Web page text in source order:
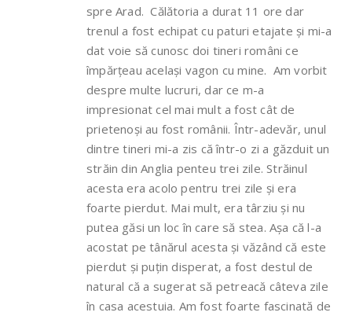
spre Arad. Călătoria a durat 11 ore dar
trenul a fost echipat cu paturi etajate și mi-a
dat voie să cunosc doi tineri români ce
împărțeau același vagon cu mine. Am vorbit
despre multe lucruri, dar ce m-a
impresionat cel mai mult a fost cât de
prietenoși au fost românii. Într-adevăr, unul
dintre tineri mi-a zis că într-o zi a găzduit un
străin din Anglia penteu trei zile. Străinul
acesta era acolo pentru trei zile și era
foarte pierdut. Mai mult, era târziu și nu
putea găsi un loc în care să stea. Așa că l-a
acostat pe tânărul acesta și văzând că este
pierdut și puțin disperat, a fost destul de
natural că a sugerat să petreacă câteva zile
în casa acestuia. Am fost foarte fascinată de